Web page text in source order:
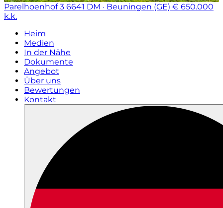
Parelhoenhof 3 6641 DM · Beuningen (GE) € 650.000
k.k.
Heim
Medien
In der Nähe
Dokumente
Angebot
Über uns
Bewertungen
Kontakt